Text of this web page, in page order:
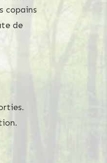
copains
de